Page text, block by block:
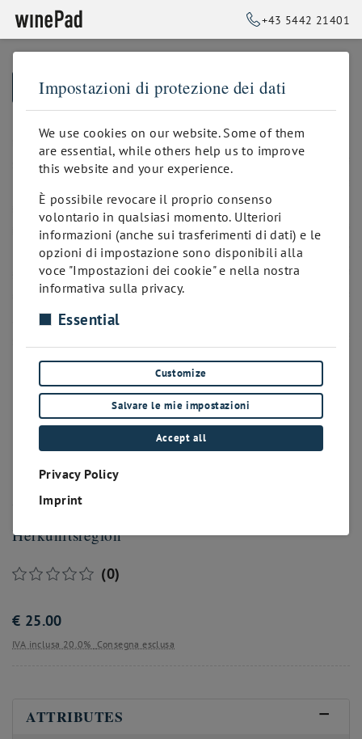
+43 5442 21401
BACK TO HOMEPAGE
Champagne
Herkunftsregion
(0)
€ 25.00
IVA inclusa 20.0% Consegna esclusa
ATTRIBUTES
Impostazioni di protezione dei dati
We use cookies on our website. Some of them
are essential, while others help us to improve
this website and your experience.
È possibile revocare il proprio consenso
volontario in qualsiasi momento. Ulteriori
informazioni (anche sui trasferimenti di dati) e le
opzioni di impostazione sono disponibili alla
voce "Impostazioni dei cookie" e nella nostra
informativa sulla privacy.
Essential
Customize
Salvare le mie impostazioni
Accept all
Privacy Policy
Imprint